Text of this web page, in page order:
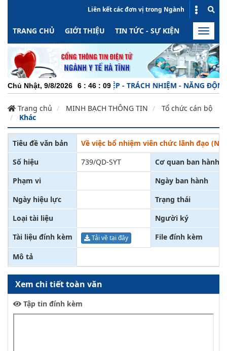
Liên kết các đơn vị trong Ngành
TRANG CHỦ GIỚI THIỆU TIN TỨC - SỰ KIỆN HOẠT
Toggle
Chủ Nhật, 9/8/2026 6 : 46 : 10
CHUYÊN NGHIỆP - TRÁCH NHIỆM - NĂNG ĐỘNG -
Trang chủ MINH BẠCH THÔNG TIN
Tổ chức cán bộ
Khác
Tiêu đề văn bản
Về việc bổ nhiệm viên chức lãnh đạo
Số hiệu
739/QD-SYT
Cơ quan ban hành
Phạm vi
Ngày ban hành
Ngày hiệu lực
Trạng thái
Loại tài liệu
Người ký
Tài liệu đính kèm
Tải về tại đây File đính kèm
Mô tả
Xem chi tiết toàn văn
Tập tin đính kèm